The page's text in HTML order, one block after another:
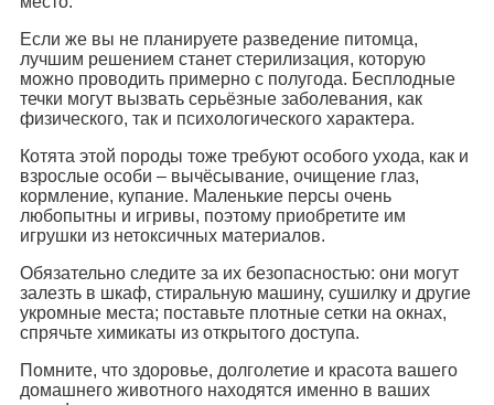
Если же вы не планируете разведение питомца,
лучшим решением станет стерилизация, которую
можно проводить примерно с полугода. Бесплодные
течки могут вызвать серьёзные заболевания, как
физического, так и психологического характера.
Котята этой породы тоже требуют особого ухода, как и
взрослые особи – вычёсывание, очищение глаз,
кормление, купание. Маленькие персы очень
любопытны и игривы, поэтому приобретите им
игрушки из нетоксичных материалов.
Обязательно следите за их безопасностью: они могут
залезть в шкаф, стиральную машину, сушилку и другие
укромные места; поставьте плотные сетки на окнах,
спрячьте химикаты из открытого доступа.
Помните, что здоровье, долголетие и красота вашего
домашнего животного находятся именно в ваших